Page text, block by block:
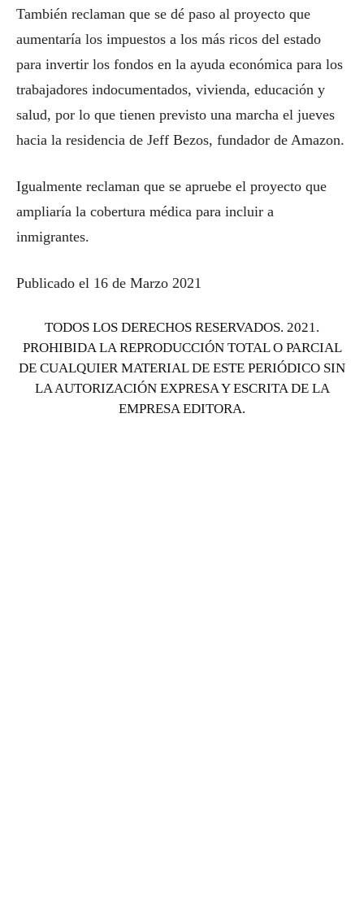
También reclaman que se dé paso al proyecto que
aumentaría los impuestos a los más ricos del estado
para invertir los fondos en la ayuda económica para los
trabajadores indocumentados, vivienda, educación y
salud, por lo que tienen previsto una marcha el jueves
hacia la residencia de Jeff Bezos, fundador de Amazon.
Igualmente reclaman que se apruebe el proyecto que
ampliaría la cobertura médica para incluir a
inmigrantes.
Publicado el 16 de Marzo 2021
TODOS LOS DERECHOS RESERVADOS. 2021.
PROHIBIDA LA REPRODUCCIÓN TOTAL O PARCIAL
DE CUALQUIER MATERIAL DE ESTE PERIÓDICO SIN
LA AUTORIZACIÓN EXPRESA Y ESCRITA DE LA
EMPRESA EDITORA.